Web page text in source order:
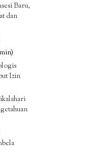
Baru,
dan
Izin